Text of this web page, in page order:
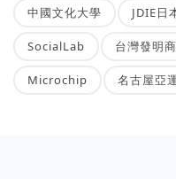
中國文化大學 JDIE日
SocialLab 台灣發明
Microchip 名古屋亞